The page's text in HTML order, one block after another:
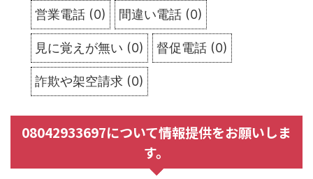
営業電話 (0) 間違い電話 (0)
見に覚えが無い (0) 督促電話 (0)
詐欺や架空請求 (0)
08042933697について情報提供をお願いしま
す。